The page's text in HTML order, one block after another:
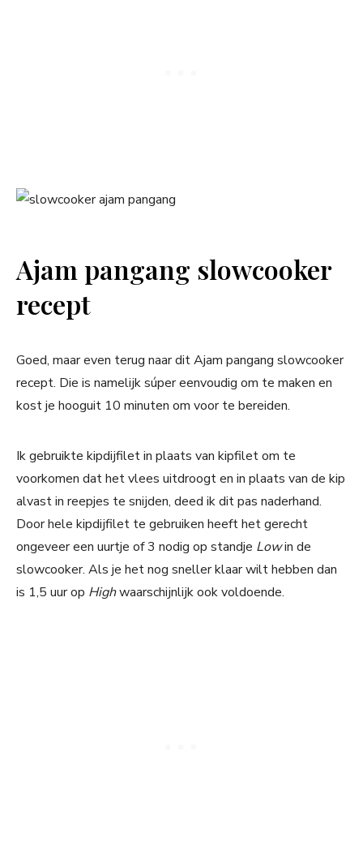
Ajam pangang slowcooker
recept
Goed, maar even terug naar dit Ajam pangang slowcooker
recept. Die is namelijk súper eenvoudig om te maken en
kost je hooguit 10 minuten om voor te bereiden.
Ik gebruikte kipdijfilet in plaats van kipfilet om te
voorkomen dat het vlees uitdroogt en in plaats van de kip
alvast in reepjes te snijden, deed ik dit pas naderhand.
Door hele kipdijfilet te gebruiken heeft het gerecht
ongeveer een uurtje of 3 nodig op standje Lowin de
slowcooker. Als je het nog sneller klaar wilt hebben dan
is 1,5 uur op Highwaarschijnlijk ook voldoende.